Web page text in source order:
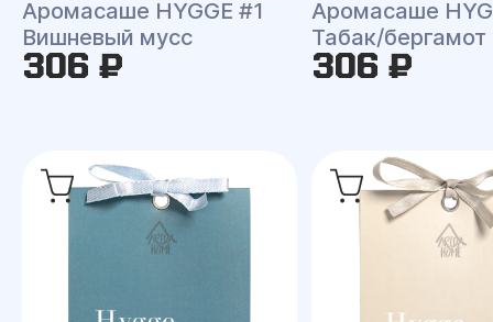
Аромасаше HYGGE #1
Вишневый мусс
306 ₽
Аромасаше
Табак/бергамот
306 ₽